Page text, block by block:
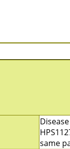
same